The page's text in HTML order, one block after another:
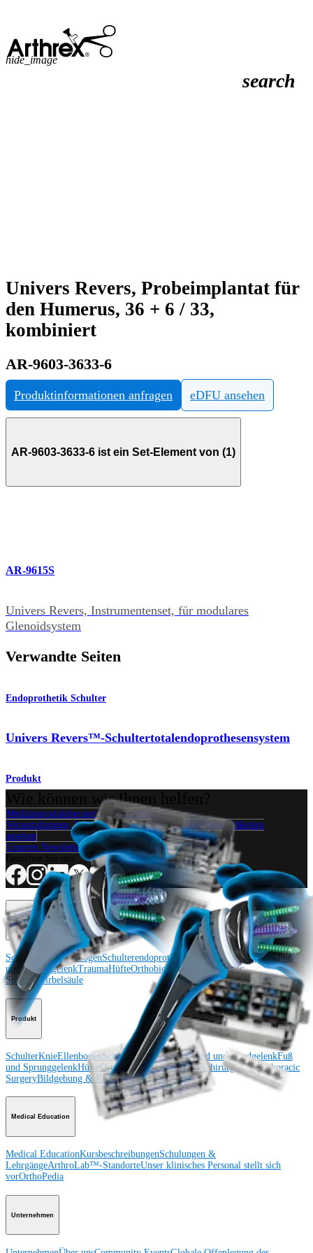
search
hide_image
Univers Revers, Probeimplantat für
den Humerus, 36 + 6 / 33,
kombiniert
AR-9603-3633-6
Produktinformationen anfragen eDFU ansehen
AR-9603-3633-6 ist ein Set-Element von (1)
AR-9615S
Univers Revers, Instrumentenset, für modulares
Glenoidsystem
Verwandte Seiten
Endoprothetik Schulter
Univers Revers™-Schultertotalendoprothesensystem
Produkt
Wie können wir Ihnen helfen?
Medizinproduktberater:in kontaktieren
Veranstaltungen, Lab-Vorführungen und Schulungsmöglichkeiten
ansehen
Unseren Newsletter abonnieren
Operationsverfahren
Schulter KnieEllenbogenSchulterendoprothetik Hand und HandgelenkFuß
und SprunggelenkTraumaHüfteOrthobiologie
Cardiothoracic
SurgeryWirbelsäule
Produkt
SchulterKnieEllenbogenSchulterendoprothetikHand und HandgelenkFuß
und SprunggelenkHüfteOrthobiologieHerz-ThoraxchirurgieCardiothoracic
SurgeryBildgebung & Resektion
Medical Education
Medical EducationKursbeschreibungenSchulungen &
LehrgängeArthroLab™-StandorteUnser klinisches Personal stellt sich
vorOrthoPedia
Unternehmen